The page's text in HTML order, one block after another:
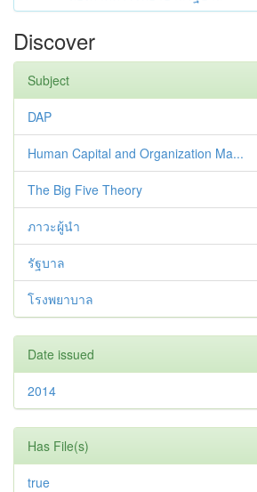
Discover
Subject
DAP
Human Capital and Organization Ma...
The Big Five Theory
ภาวะผู้นำ
รัฐบาล
โรงพยาบาล
Date issued
2014
Has File(s)
true